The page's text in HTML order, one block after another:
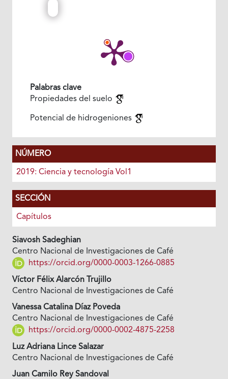
Palabras clave
Propiedades del suelo
Potencial de hidrogeniones
NÚMERO
2019: Ciencia y tecnología Vol1
SECCIÓN
Capítulos
Siavosh Sadeghian
Centro Nacional de Investigaciones de Café
https://orcid.org/0000-0003-1266-0885
Víctor Félix Alarcón Trujillo
Centro Nacional de Investigaciones de Café
Vanessa Catalina Díaz Poveda
Centro Nacional de Investigaciones de Café
https://orcid.org/0000-0002-4875-2258
Luz Adriana Lince Salazar
Centro Nacional de Investigaciones de Café
Juan Camilo Rey Sandoval